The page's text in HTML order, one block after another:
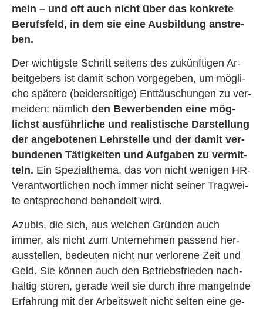
mein – und oft auch nicht über das kon­kre­te
Be­rufs­feld, in dem sie eine Aus­bil­dung an­stre­
ben.
Der wich­tigs­te Schritt sei­tens des zu­künf­ti­gen Ar­
beit­ge­bers ist damit schon vor­ge­ge­ben, um mög­li­
che spä­te­re (bei­der­sei­ti­ge) Ent­täu­schun­gen zu ver­
mei­den: näm­lich den Be­wer­ben­den eine mög­
lichst aus­führ­li­che und rea­lis­ti­sche Dar­stel­lung
der an­ge­bo­te­nen Lehr­stel­le und der damit ver­
bun­de­nen Tä­tig­kei­ten und Auf­ga­ben zu ver­mit­
teln. Ein Spe­zi­al­the­ma, das von nicht we­ni­gen HR-
Ver­ant­wort­li­chen noch immer nicht sei­ner Trag­wei­
te ent­spre­chend be­han­delt wird.
Azu­bis, die sich, aus wel­chen Grün­den auch
immer, als nicht zum Un­ter­neh­men pas­send her­
aus­stel­len, be­deu­ten nicht nur ver­lo­re­ne Zeit und
Geld. Sie kön­nen auch den Be­triebs­frie­den nach­
hal­tig stö­ren, ge­ra­de weil sie durch ihre man­geln­de
Er­fah­rung mit der Ar­beits­welt nicht sel­ten eine ge­